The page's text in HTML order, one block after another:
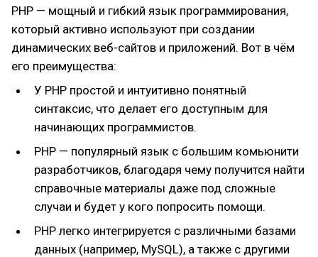
маркет)
— гибкие варианты оплаты (месяц/полгода/год)
— возможность отработки пропущенных занятий
PHP — мощный и гибкий язык программирования,
который активно используют при создании
динамических веб-сайтов и приложений. Вот в чём
его преимущества:
У PHP простой и интуитивно понятный
синтаксис, что делает его доступным для
начинающих программистов.
PHP — популярный язык с большим комьюнити
разработчиков, благодаря чему получится найти
справочные материалы даже под сложные
случаи и будет у кого попросить помощи.
PHP легко интегрируется с различными базами
данных (например, MySQL), а также с другими